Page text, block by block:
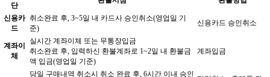
단
신용카
드
취소완료 후, 3~5일 내 카드사 승인취소(영업일 기
준)
신용카드 승인취소
계좌이
체
실시간 계좌이체 또는 무통장입금
취소완료 후, 입력하신 환불계좌로 1~2일 내 환불금
액 입금(영업일 기준)
계좌입금
당일 구매내역 취소시 취소 완료 후, 6시간 이내 승인